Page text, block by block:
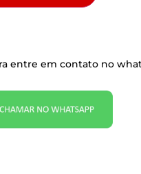
entre em contato no